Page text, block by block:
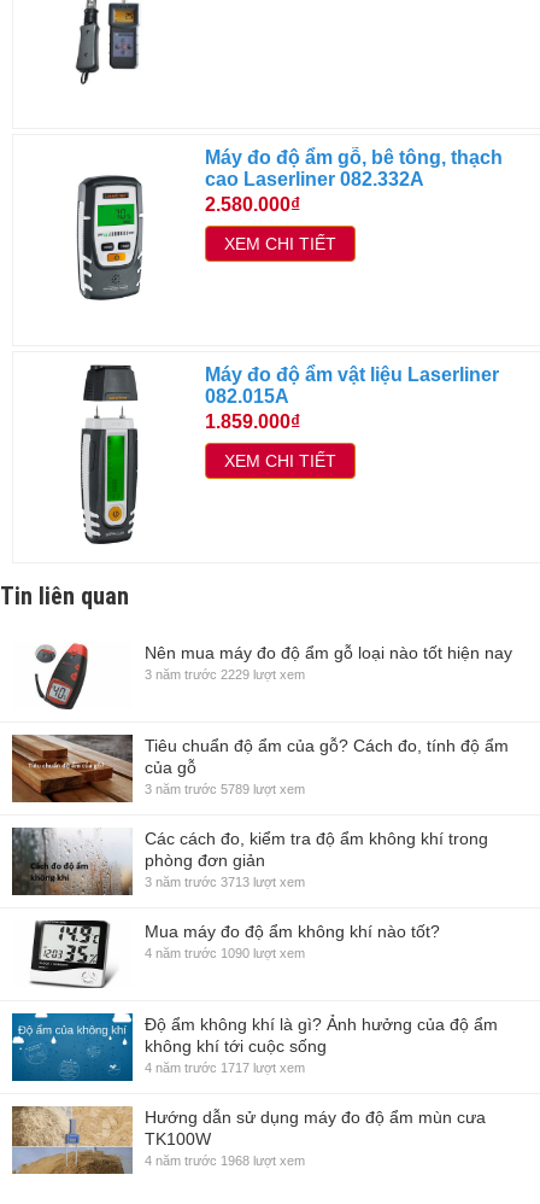
Máy đo độ ẩm gỗ, bê tông, thạch
cao Laserliner 082.332A
2.580.000₫
XEM CHI TIẾT
Máy đo độ ẩm vật liệu Laserliner
082.015A
1.859.000₫
XEM CHI TIẾT
Tin liên quan
Nên mua máy đo độ ẩm gỗ loại nào tốt hiện nay
3 năm trước 2229 lượt xem
Tiêu chuẩn độ ẩm của gỗ? Cách đo, tính độ ẩm
của gỗ
3 năm trước 5789 lượt xem
Các cách đo, kiểm tra độ ẩm không khí trong
phòng đơn giản
3 năm trước 3713 lượt xem
Mua máy đo độ ẩm không khí nào tốt?
4 năm trước 1090 lượt xem
Độ ẩm không khí là gì? Ảnh hưởng của độ ẩm
không khí tới cuộc sống
4 năm trước 1717 lượt xem
Hướng dẫn sử dụng máy đo độ ẩm mùn cưa
TK100W
4 năm trước 1968 lượt xem